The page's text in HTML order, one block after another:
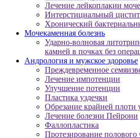
Лечение лейкоплакии
Интерстициальный цистит
Хронический
Мочекаменная болезнь
Ударно-волновая
камней в почках без
Андрология и мужское здоровье
Преждевременное
Лечение импотенции
Улучшение потенции
Пластика уздечки
Обрезание крайней плоти
Лечение болезни Пейрони
Фаллопластика
Протезирование полового